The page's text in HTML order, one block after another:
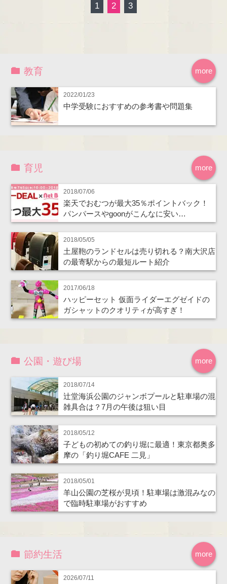
1 2 3
more
教育
2022/01/23
中学受験におすすめの参考書や問題集
more
育児
2018/07/06
楽天でおむつが最大35％ポイントバック！
パンパースやgoonがこんなに安い…
2018/05/05
土屋鞄のランドセルは売り切れる？南大沢店
の最寄駅からの最短ルート紹介
2017/06/18
ハッピーセット 仮面ライダーエグゼイドの
ガシャットのクオリティが高すぎ！
more
公園・遊び場
2018/07/14
辻堂海浜公園のジャンボプールと駐車場の混
雑具合は？7月の午後は狙い目
2018/05/12
子どもの初めての釣り堀に最適！東京都奥多
摩の「釣り堀CAFE 二見」
2018/05/01
羊山公園の芝桜が見頃！駐車場は激混みなの
で臨時駐車場がおすすめ
more
節約生活
2026/07/11